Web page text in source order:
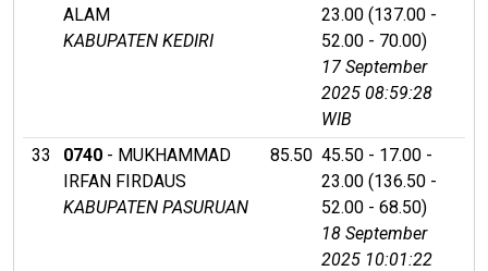
ALAM
KABUPATEN KEDIRI
23.00 (137.00 -
52.00 - 70.00)
17 September
2025 08:59:28
WIB
33
0740 - MUKHAMMAD
IRFAN FIRDAUS
KABUPATEN PASURUAN
85.50 45.50 - 17.00 -
23.00 (136.50 -
52.00 - 68.50)
18 September
2025 10:01:22